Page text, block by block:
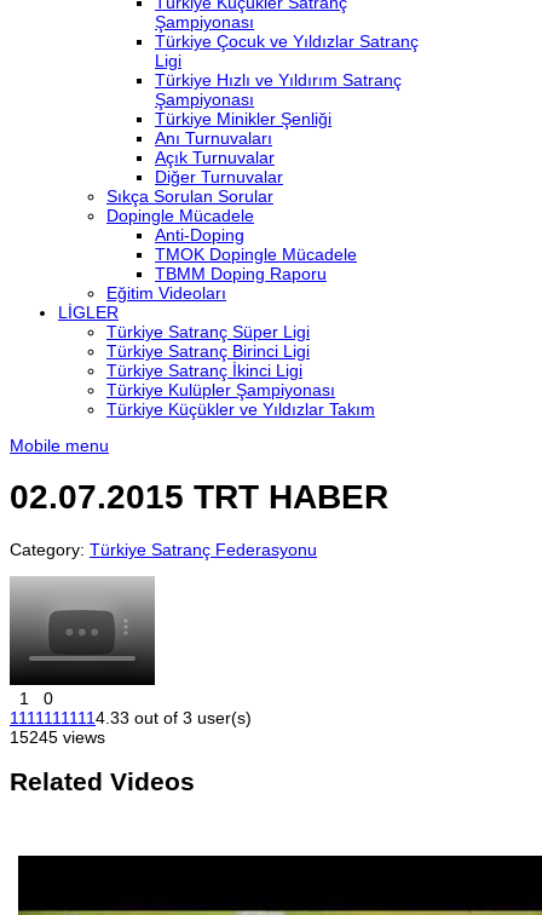
Şampiyonası
Türkiye Çocuk ve Yıldızlar Satranç
Ligi
Türkiye Hızlı ve Yıldırım Satranç
Şampiyonası
Türkiye Minikler Şenliği
Anı Turnuvaları
Açık Turnuvalar
Diğer Turnuvalar
Sıkça Sorulan Sorular
Dopingle Mücadele
Anti-Doping
TMOK Dopingle Mücadele
TBMM Doping Raporu
Eğitim Videoları
LİGLER
Türkiye Satranç Süper Ligi
Türkiye Satranç Birinci Ligi
Türkiye Satranç İkinci Ligi
Türkiye Kulüpler Şampiyonası
Türkiye Küçükler ve Yıldızlar Takım
Mobile menu
02.07.2015 TRT HABER
Category: Türkiye Satranç Federasyonu
1
0
11111111114.33 out of 3 user(s)
15245 views
Related Videos